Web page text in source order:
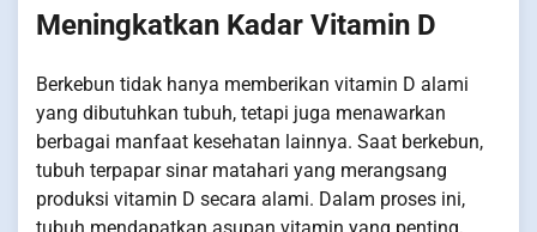
Meningkatkan Kadar Vitamin D
Berkebun tidak hanya memberikan vitamin D alami
yang dibutuhkan tubuh, tetapi juga menawarkan
berbagai manfaat kesehatan lainnya. Saat berkebun,
tubuh terpapar sinar matahari yang merangsang
produksi vitamin D secara alami. Dalam proses ini,